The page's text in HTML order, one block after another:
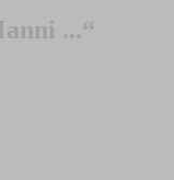
...“